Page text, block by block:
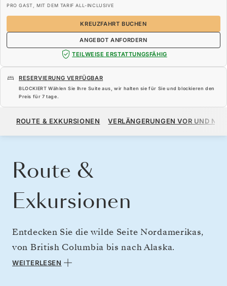
PRO GAST, MIT DEM TARIF ALL-INCLUSIVE
KREUZFAHRT BUCHEN
ANGEBOT ANFORDERN
TEILWEISE ERSTATTUNGSFÄHIG
RESERVIERUNG VERFÜGBAR
BLOCKIERT Wählen Sie Ihre Suite aus, wir halten sie für Sie und blockieren den
Preis für 7 tage.
4.880 $
ROUTE & EXKURSIONEN VERLÄNGERUNGEN VOR UND
Route &
Exkursionen
Entdecken Sie die wilde Seite Nordamerikas,
von British Columbia bis nach Alaska.
Unternehmen Sie eine Reise durch von Eis
WEITERLESEN